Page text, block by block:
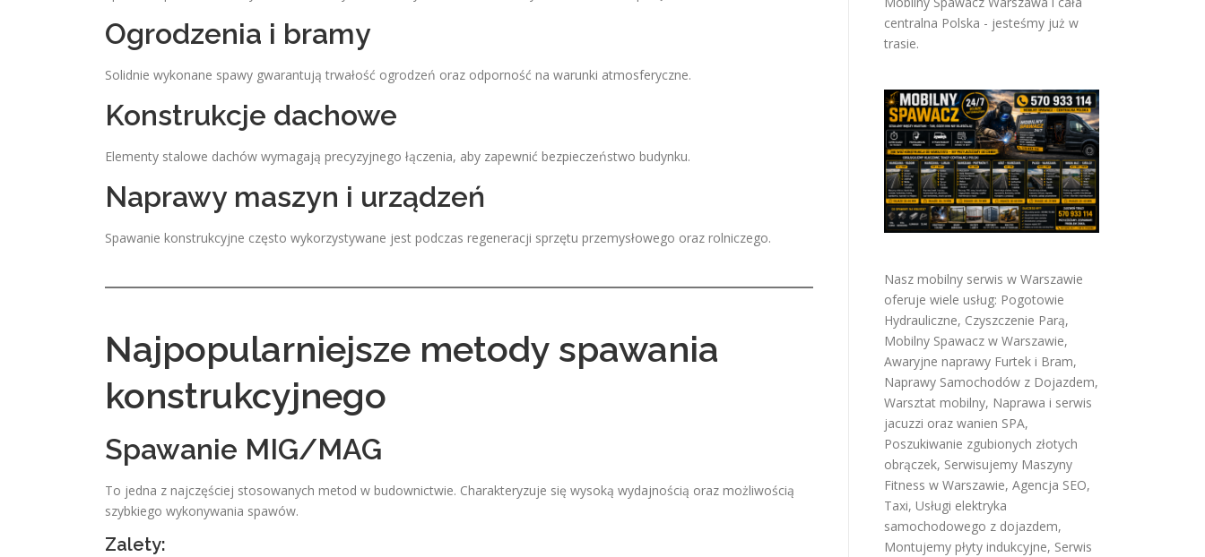
Ogrodzenia i bramy
Solidnie wykonane spawy gwarantują trwałość ogrodzeń oraz odporność na warunki atmosferyczne.
Konstrukcje dachowe
Elementy stalowe dachów wymagają precyzyjnego łączenia, aby zapewnić bezpieczeństwo budynku.
Naprawy maszyn i urządzeń
Spawanie konstrukcyjne często wykorzystywane jest podczas regeneracji sprzętu przemysłowego oraz rolniczego.
Najpopularniejsze metody spawania
konstrukcyjnego
Spawanie MIG/MAG
To jedna z najczęściej stosowanych metod w budownictwie. Charakteryzuje się wysoką wydajnością oraz możliwością
szybkiego wykonywania spawów.
Zalety:
centralna Polska - jesteśmy już w
trasie.
Nasz mobilny serwis w Warszawie
oferuje wiele usług: Pogotowie
Hydrauliczne, Czyszczenie Parą,
Mobilny Spawacz w Warszawie,
Awaryjne naprawy Furtek i Bram,
Naprawy Samochodów z Dojazdem,
Warsztat mobilny, Naprawa i serwis
jacuzzi oraz wanien SPA,
Poszukiwanie zgubionych złotych
obrączek, Serwisujemy Maszyny
Fitness w Warszawie, Agencja SEO,
Taxi, Usługi elektryka
samochodowego z dojazdem,
Montujemy płyty indukcyjne, Serwis